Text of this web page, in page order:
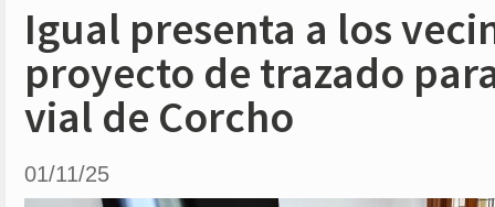
Igual presenta a los
proyecto de trazado
vial de Corcho
01/11/25